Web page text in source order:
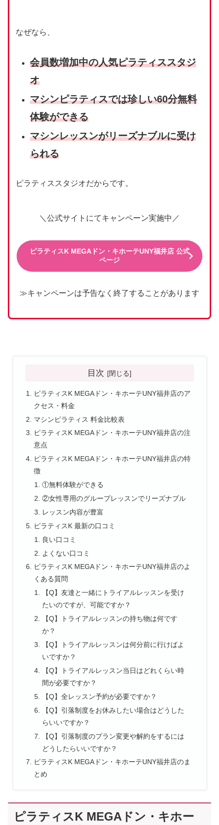
なぜなら、
会員数増加中の人気ピラティススタジ
オ
マシンピラティスでは珍しい60分無料
体験ができる
マシンレッスンがリーズナブルに受け
られる
ピラティススタジオだからです。
＼公式サイトにてキャンペーン実施中／
ピラティスK MEGAドン・キホーテUNY福井店 公式
ページ
≫キャンペーンは予告なく終了することがあります
目次
ピラティスK MEGAドン・キホーテUNY福井店のア
クセス・料金
マシンピラティス 料金比較表
ピラティスK MEGAドン・キホーテUNY福井店の注
意点
ピラティスK MEGAドン・キホーテUNY福井店の特
徴
①無料体験ができる
②女性専用のグループレッスンでリーズナブル
レッスン内容が豊富
ピラティスK 最新の口コミ
良い口コミ
よくない口コミ
ピラティスK MEGAドン・キホーテUNY福井店のよ
くある質問
【Q】友達と一緒にトライアルレッスンを受け
たいのですが、可能ですか？
【Q】トライアルレッスンの持ち物は何です
か？
【Q】トライアルレッスンは何分前に行けばよ
いですか？
【Q】トライアルレッスン当日はどれくらい時
間が必要ですか？
【Q】全レッスン予約が必要ですか？
【Q】引落制度をお休みしたい場合はどうした
らいいですか？
【Q】引落制度のプラン変更や解約をするには
どうしたらいいですか？
ピラティスK MEGAドン・キホーテUNY福井店のま
とめ
ピラティスK MEGAドン・キホー